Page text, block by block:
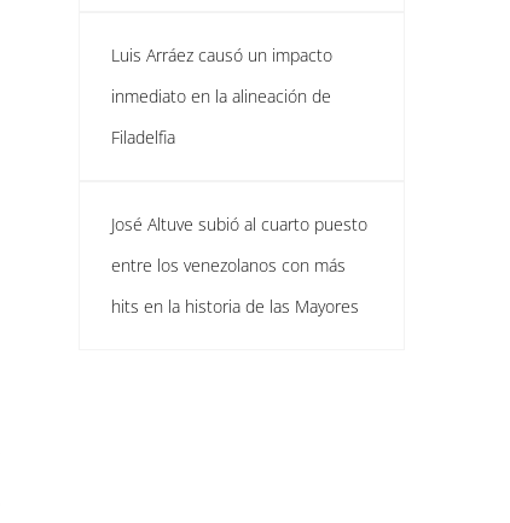
Luis Arráez causó un impacto
inmediato en la alineación de
Filadelfia
José Altuve subió al cuarto puesto
entre los venezolanos con más
hits en la historia de las Mayores